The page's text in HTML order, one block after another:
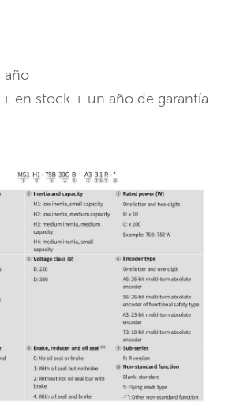
año
en stock + un año de garantía